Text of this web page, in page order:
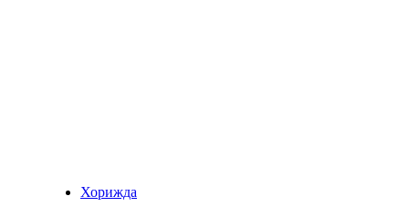
Хорижда